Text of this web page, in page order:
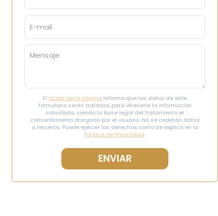
El titular de la página informa que los datos de este
formulario serán tratados para ofrecerle la información
solicitada, siendo la base legal del tratamiento el
consentimiento otorgado por el usuario. No se cederán datos
a terceros. Puede ejercer los derechos como se explica en la
Política de Privacidad.